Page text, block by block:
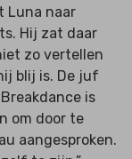
Luna naar
Hij zat daar
zo vertellen
blij is. De juf
is
om door te
aangesproken.